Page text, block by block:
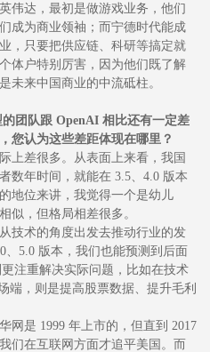
伟达，最初是做游戏业务，他们
成为商业领袖；而宁德时代能成
，只要把供应链、科研等搞定就
体户特别厉害，因为他们既了解
未来中国商业的中流砥柱。
团队跟 OpenAI 相比还有一定差
您认为这些差距体现在哪里？
上差很多。从表面上来看，我国
数年时间，就能在 3.5、4.0 版本
地位来讲，我觉得一个是幼儿
似，但格局相差很多。
技术的角度出发去推动行业的发
、5.0 版本，我们也能预测到后面
注重解决实际问题，比如在技术
端，则是提高股票数据、提升毛利
网是 1999 年上市的，但直到 2017
们在互联网方面才追平美国。而